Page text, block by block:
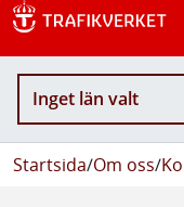
Inget län valt
Startsida/Om oss/